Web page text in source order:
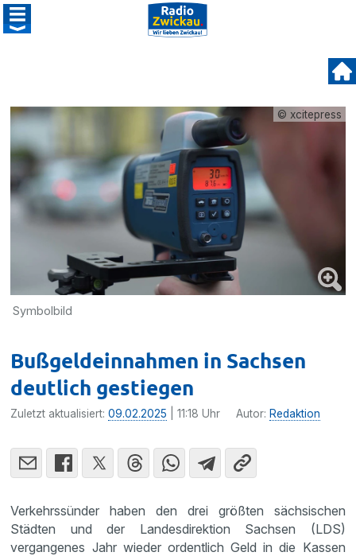
© xcitepress
Symbolbild
Bußgeldeinnahmen in Sachsen
deutlich gestiegen
Zuletzt aktualisiert:09.02.2025 | 11:18 Uhr Autor: Redaktion
Verkehrssünder haben den drei größten sächsischen
Städten und der Landesdirektion Sachsen (LDS)
vergangenes Jahr wieder ordentlich Geld in die Kassen